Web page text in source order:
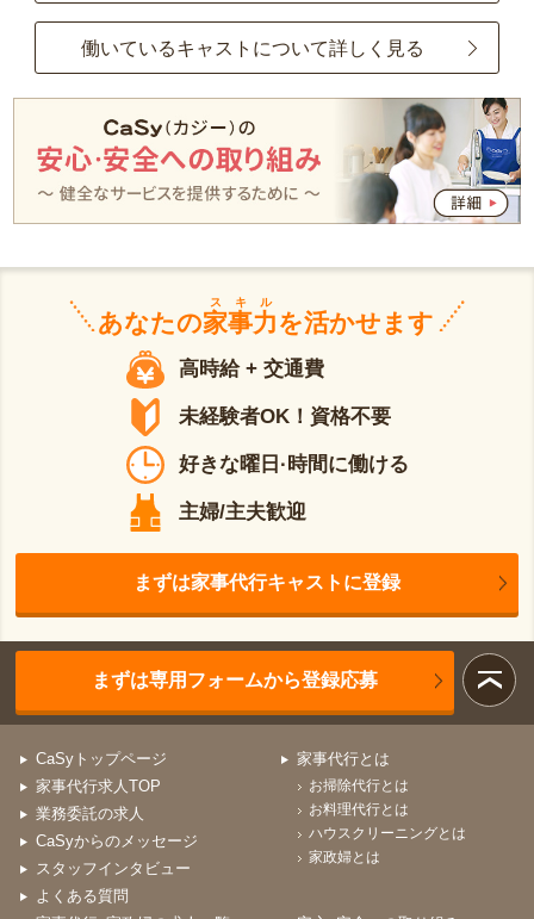
働いているキャストについて詳しく見る
あなたの家事力
スキル
を活かせます
高時給 + 交通費
未経験者OK！資格不要
好きな曜日·時間に働ける
主婦/主夫歓迎
まずは家事代行キャストに登録
まずは専用フォームから登録応募
CaSyトップページ
家事代行求人TOP
業務委託の求人
CaSyからのメッセージ
スタッフインタビュー
よくある質問
家事代行とは
お掃除代行とは
お料理代行とは
ハウスクリーニングとは
家政婦とは